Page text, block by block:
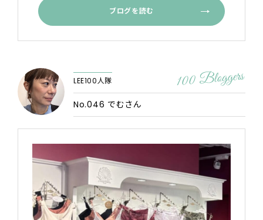
ブログを読む
LEE100人隊
No.046 でむさん